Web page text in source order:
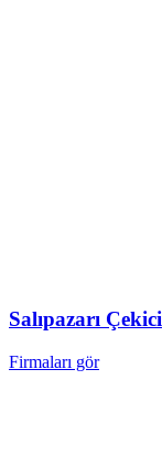
Salıpazarı Çekici
Firmaları gör